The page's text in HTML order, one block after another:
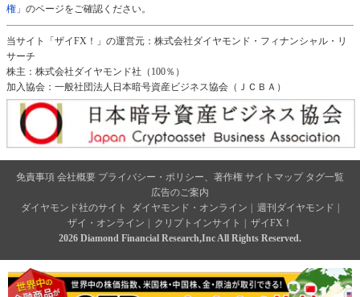
権」 のページをご確認ください。
当サイト「ザイFX！」の運営元：株式会社ダイヤモンド・フィナンシャル・リ
サーチ
株主：株式会社ダイヤモンド社（100％）
加入協会：一般社団法人日本暗号資産ビジネス協会（ＪＣＢＡ）
免責事項 会社概要 プライバシー・ポリシー、著作権 サイトマップ タグ一覧
広告のご案内
ダイヤモンド社のサイト
ダイヤモンド・オンライン 週刊ダイヤモンド
ザイ・オンライン
クリプトインサイト
ザイFX！
2026 Diamond Financial Research,Inc All Rights Reserved.